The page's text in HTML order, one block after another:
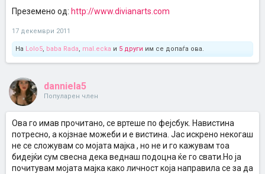
Преземено од: http://www.divianarts.com
17 декември 2011
На Lolo5, baba Rada, mal.ecka и 5 други им се допаѓа ова.
danniela5
Популарен член
Ова го имав прочитано, се вртеше по фејсбук. Навистина
потресно, а којзнае можеби и е вистина. Јас искрено некогаш
не се сложувам со мојата мајка , но не и го кажувам тоа
бидејќи сум свесна дека веднаш подоцна ќе го свати.Но ја
почитувам мојата мајка како личност која направила се за да